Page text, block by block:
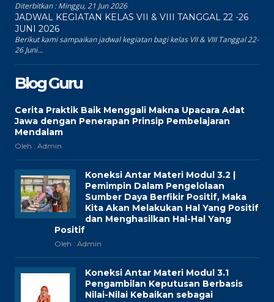
Diterbitkan :Minggu, 21 Jun 2026
JADWAL KEGIATAN KELAS VII & VIII TANGGAL 22 -26
JUNI 2026
Berikut kami sampaikan jadwal kegiatan bagi kelas VII & VIII Tanggal 22-
26 Juni...
Blog Guru
Cerita Praktik Baik Menggali Makna Upacara Adat
Jawa dengan Penerapan Prinsip Pembelajaran
Mendalam
Oleh : Admin
Koneksi Antar Materi Modul 3.2 |
Pemimpin Dalam Pengelolaan
Sumber Daya Berfikir Positif, Maka
Kita Akan Melakukan Hal Yang Positif
dan Menghasilkan Hal-Hal Yang
Positif
Oleh : Admin
Koneksi Antar Materi Modul 3.1
Pengambilan Keputusan Berbasis
Nilai-Nilai Kebaikan sebagai